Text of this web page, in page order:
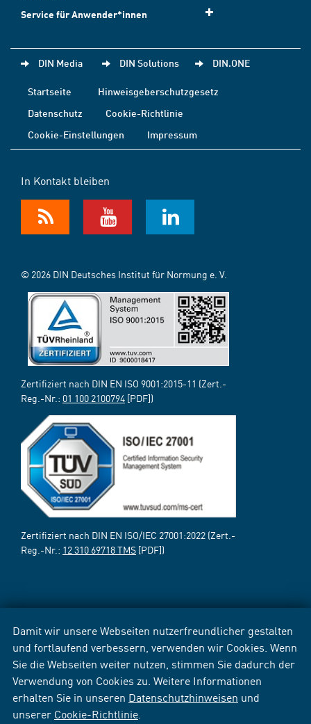
Damit wir unsere Webseiten nutzerfreundlicher gestalten
und fortlaufend verbessern, verwenden wir Cookies. Wenn
Sie die Webseiten weiter nutzen, stimmen Sie dadurch der
Verwendung von Cookies zu. Weitere Informationen
erhalten Sie in unseren Datenschutzhinweisen und
unserer Cookie-Richtlinie
Service für Anwender*innen
DIN Media DIN Solutions DIN.ONE
Startseite
Hinweisgeberschutzgesetz
Datenschutz
Cookie-Richtlinie
Cookie-Einstellungen
Impressum
In Kontakt bleiben
© 2026 DIN Deutsches Institut für Normung e. V.
Zertifiziert nach DIN EN ISO 9001:2015-11 (Zert.-
Reg.-Nr.: 01 100 2100794 [PDF])
Zertifiziert nach DIN EN ISO/IEC 27001:2022 (Zert.-
Reg.-Nr.: 12 310 69718 TMS [PDF])